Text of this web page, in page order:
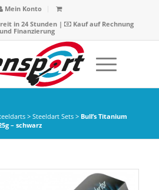
Mein Konto
in 24 Stunden |
Kauf auf Rechnung
und Finanzierung
> Steeldart Sets> Bull’s Titanium
– schwarz